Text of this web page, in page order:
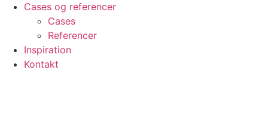
Cases og referencer
Cases
Referencer
Inspiration
Kontakt